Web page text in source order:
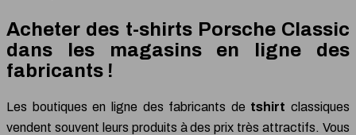
Acheter des t-shirts Porsche Classic
dans les magasins en ligne des
fabricants !
Les boutiques en ligne des fabricants de tshirt classiques
vendent souvent leurs produits à des prix très attractifs. Vous